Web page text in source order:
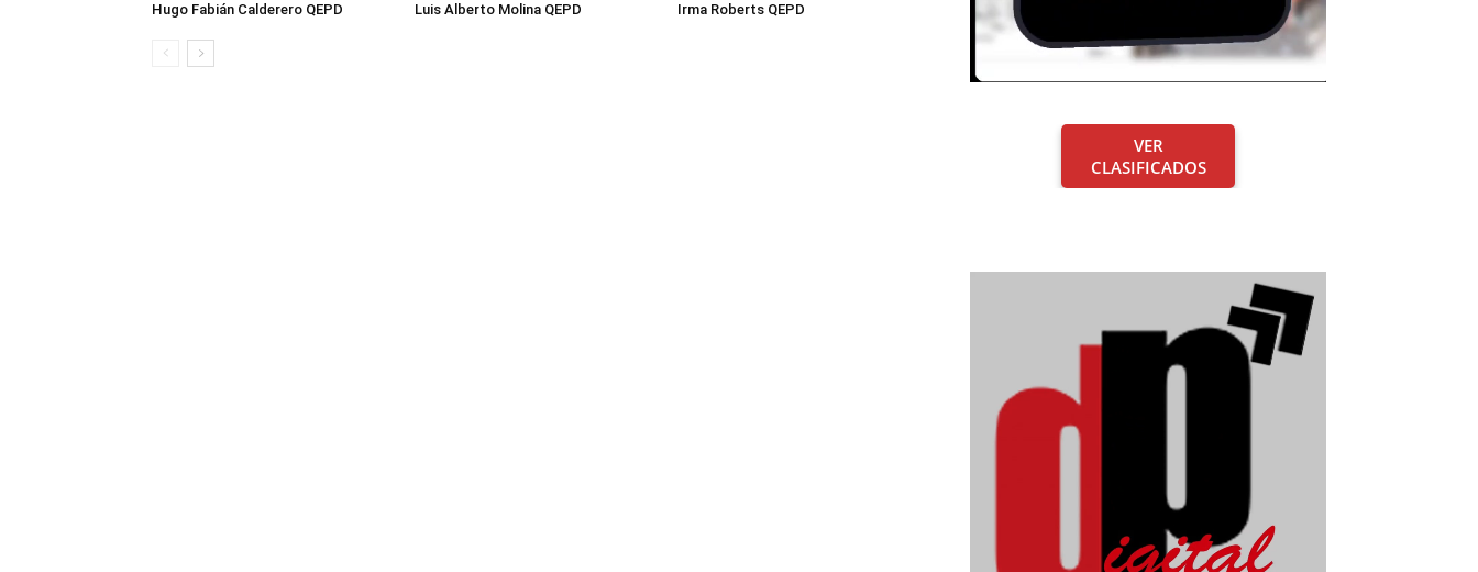
Hugo Fabián Calderero QEPD Luis Alberto Molina QEPD Irma Roberts QEPD
VER
CLASIFICADOS